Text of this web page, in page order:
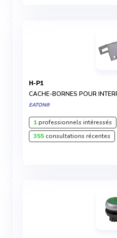
H-P1
CACHE-BORNES POUR
EATON®
1professionnels intéressés
355consultations récentes